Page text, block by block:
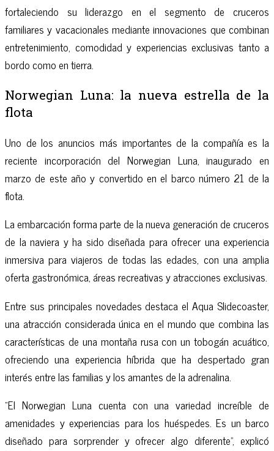
fortaleciendo su liderazgo en el segmento de cruceros
familiares y vacacionales mediante innovaciones que combinan
entretenimiento, comodidad y experiencias exclusivas tanto a
bordo como en tierra.
Norwegian Luna: la nueva estrella de la
flota
Uno de los anuncios más importantes de la compañía es la
reciente incorporación del Norwegian Luna, inaugurado en
marzo de este año y convertido en el barco número 21 de la
flota.
La embarcación forma parte de la nueva generación de cruceros
de la naviera y ha sido diseñada para ofrecer una experiencia
inmersiva para viajeros de todas las edades, con una amplia
oferta gastronómica, áreas recreativas y atracciones exclusivas.
Entre sus principales novedades destaca el Aqua Slidecoaster,
una atracción considerada única en el mundo que combina las
características de una montaña rusa con un tobogán acuático,
ofreciendo una experiencia híbrida que ha despertado gran
interés entre las familias y los amantes de la adrenalina.
“El Norwegian Luna cuenta con una variedad increíble de
amenidades y experiencias para los huéspedes. Es un barco
diseñado para sorprender y ofrecer algo diferente”, explicó